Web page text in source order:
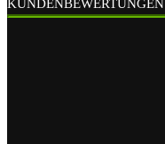
KUNDENBEWERTUNGEN